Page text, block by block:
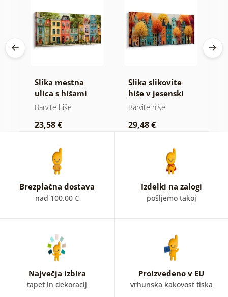
Slika mestna
ulica s hišami
Barvite hiše
23,58 €
Slika slikovite
hiše v jesenski
preobleki
Barvite hiše
29,48 €
Brezplačna dostava
nad 100.00 €
Izdelki na zalogi
pošljemo takoj
Največja izbira
tapet in dekoracij
Proizvedeno v EU
vrhunska kakovost tiska